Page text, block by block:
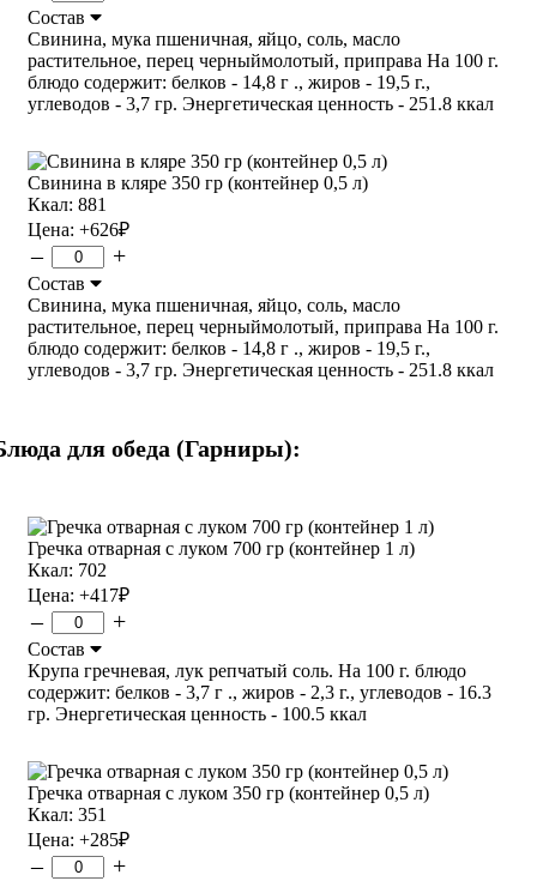
Состав
Свинина, мука пшеничная, яйцо, соль, масло
растительное, перец черныймолотый, приправа На 100 г.
блюдо содержит: белков - 14,8 г ., жиров - 19,5 г.,
углеводов - 3,7 гр. Энергетическая ценность - 251.8 ккал
Свинина в кляре 350 гр (контейнер 0,5 л)
Ккал: 881
Цена: +626₽
– +
Состав
Свинина, мука пшеничная, яйцо, соль, масло
растительное, перец черныймолотый, приправа На 100 г.
блюдо содержит: белков - 14,8 г ., жиров - 19,5 г.,
углеводов - 3,7 гр. Энергетическая ценность - 251.8 ккал
для обеда (Гарниры):
Гречка отварная с луком 700 гр (контейнер 1 л)
Ккал: 702
Цена: +417₽
– +
Состав
Крупа гречневая, лук репчатый соль. На 100 г. блюдо
содержит: белков - 3,7 г ., жиров - 2,3 г., углеводов - 16.3
гр. Энергетическая ценность - 100.5 ккал
Гречка отварная с луком 350 гр (контейнер 0,5 л)
Ккал: 351
Цена: +285₽
– +